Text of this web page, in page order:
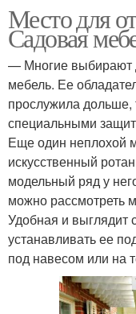
Место для
Садовая
— Многие выбирают
мебель. Ее
прослужила дольше,
специальными
Еще один неплохой
искусственный
модельный ряд у
можно рассмотреть
Удобная и выглядит
устанавливать ее
под навесом или на